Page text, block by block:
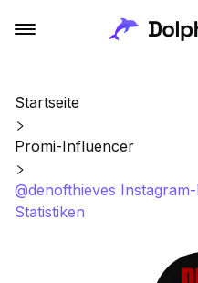
Startseite
Promi-Influencer
@denofthieves
Statistiken